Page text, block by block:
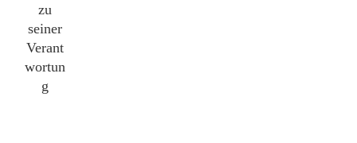
zu
seiner
Verant
wortun
g